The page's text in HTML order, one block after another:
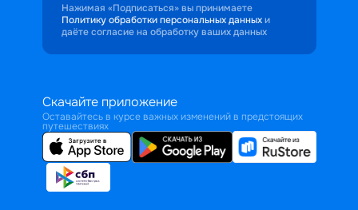
Нажимая «Подписаться» вы принимаете
Политику обработки персональных данных и
даёте согласие на обработку ваших данных
Скачайте приложение
Оставайтесь в курсе важных изменений в предстоящих
путешествиях